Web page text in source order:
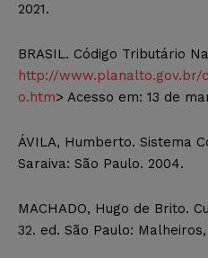
2021.
BRASIL. Código Tributário
http://www.planalto.gov.br/
o.htm> Acesso em: 13 de
ÁVILA, Humberto. Sistema
Saraiva: São Paulo. 2004.
MACHADO, Hugo de Brito.
32. ed. São Paulo: Malheiros,